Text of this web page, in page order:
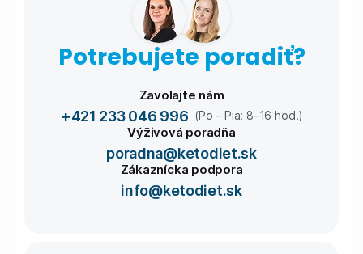
Potrebujete poradiť?
Zavolajte nám
+421 233 046 996 (Po – Pia: 8–16 hod.)
Výživová poradňa
poradna@ketodiet.sk
Zákaznícka podpora
info@ketodiet.sk